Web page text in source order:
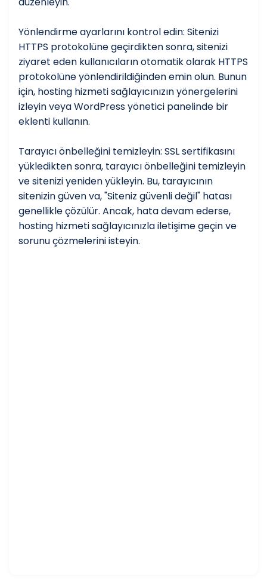
Yönlendirme ayarlarını kontrol edin: Sitenizi
HTTPS protokolüne geçirdikten sonra, sitenizi
ziyaret eden kullanıcıların otomatik olarak HTTPS
protokolüne yönlendirildiğinden emin olun. Bunun
için, hosting hizmeti sağlayıcınızın yönergelerini
izleyin veya WordPress yönetici panelinde bir
eklenti kullanın.
Tarayıcı önbelleğini temizleyin: SSL sertifikasını
yükledikten sonra, tarayıcı önbelleğini temizleyin
ve sitenizi yeniden yükleyin. Bu, tarayıcının
sitenizin güven va, "Siteniz güvenli değil" hatası
genellikle çözülür. Ancak, hata devam ederse,
hosting hizmeti sağlayıcınızla iletişime geçin ve
sorunu çözmelerini isteyin.